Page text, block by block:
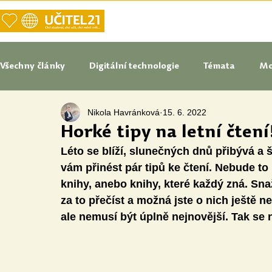
Všechny články Digitální technologie Témata
Tipy do pedagogické praxe Studenti blogují
Senátoři blogují Naše praxe České školství
Oborové didaktiky Digitální vzdělávací zdroje
Horké tipy na letní
Nikola Havránková 15. 6. 2022
Léto se blíží, slunečných dnů přibývá a
vám přinést pár tipů ke čtení. Nebude
knihy, anebo knihy, které každý zná.
za to přečíst a možná jste o nich ještě
ale nemusí být úplně nejnovější. Tak se